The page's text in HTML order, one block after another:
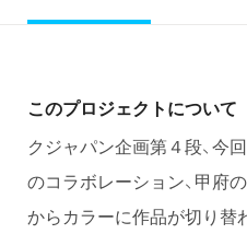
このプロジェクトについて
クジャパン企画第４段、今
のコラボレーション、甲府
からカラーに作品が切り替